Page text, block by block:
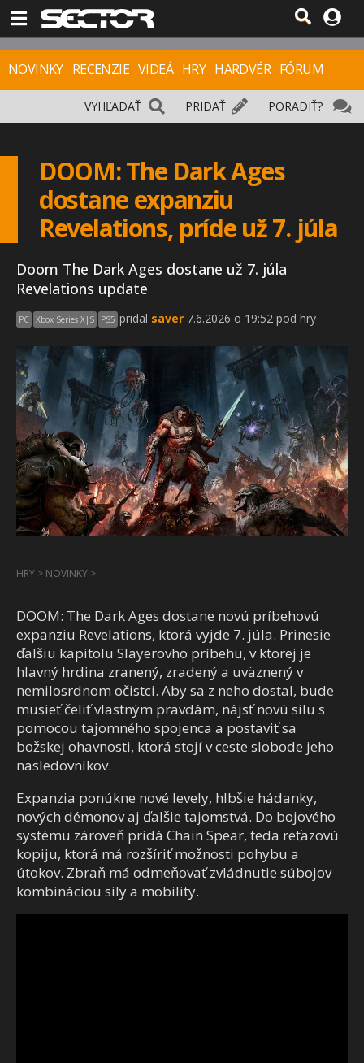
NOVINKY RECENZIE VIDEÁ HRY HARDVÉR FÓRUM
PORADIŤ?
PRIDAŤ
VYHĽADAŤ
DOOM: The Dark Ages
dostane expanziu
Revelations, príde už 7. júla
Doom The Dark Ages dostane už 7. júla
Revelations update
PC Xbox Series X|S PS5 pridal saver 7.6.2026 o 19:52 pod hry
HRY > NOVINKY >
DOOM: The Dark Ages dostane novú príbehovú
expanziu Revelations, ktorá vyjde 7. júla. Prinesie
ďalšiu kapitolu Slayerovho príbehu, v ktorej je
hlavný hrdina zranený, zradený a uväznený v
nemilosrdnom očistci. Aby sa z neho dostal, bude
musieť čeliť vlastným pravdám, nájsť novú silu s
pomocou tajomného spojenca a postaviť sa
božskej ohavnosti, ktorá stojí v ceste slobode jeho
nasledovníkov.
Expanzia ponúkne nové levely, hlbšie hádanky,
nových démonov aj ďalšie tajomstvá. Do bojového
systému zároveň pridá Chain Spear, teda reťazovú
kopiju, ktorá má rozšíriť možnosti pohybu a
útokov. Zbraň má odmeňovať zvládnutie súbojov
kombináciou sily a mobility.